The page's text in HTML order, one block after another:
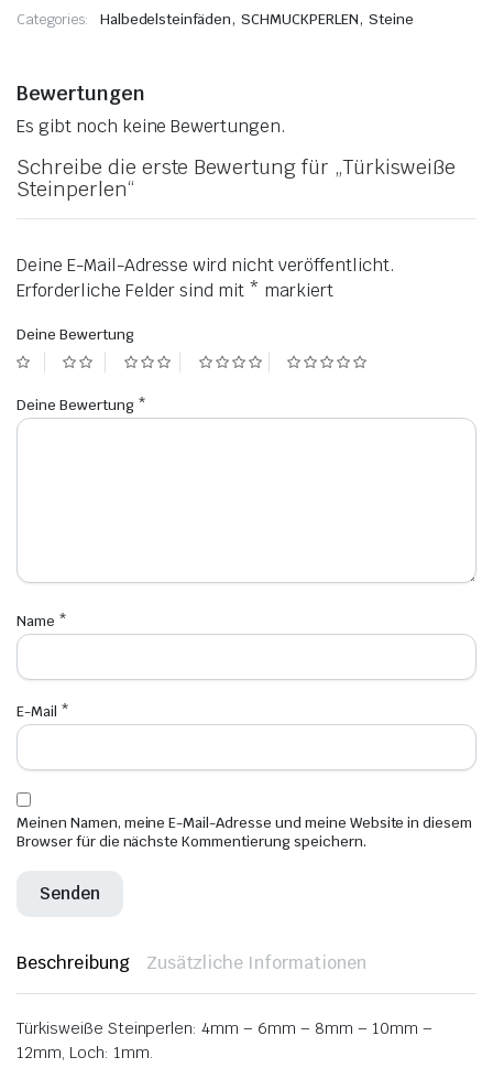
Categories: Halbedelsteinfäden,SCHMUCKPERLEN, Steine
Bewertungen
Es gibt noch keine Bewertungen.
Schreibe die erste Bewertung für „Türkisweiße
Steinperlen“
Deine E-Mail-Adresse wird nicht veröffentlicht.
Erforderliche Felder sind mit * markiert
Deine Bewertung
Deine Bewertung *
Name *
E-Mail *
Meinen Namen, meine E-Mail-Adresse und meine Website in diesem
Browser für die nächste Kommentierung speichern.
Beschreibung Zusätzliche Informationen
Türkisweiße Steinperlen: 4mm – 6mm – 8mm – 10mm –
12mm, Loch: 1mm.